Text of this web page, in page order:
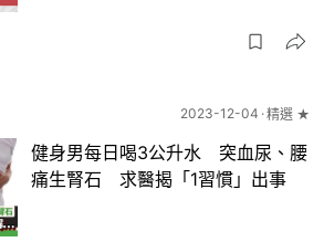
2023-12-04 精選 ★
健身男每日喝3公升水 突血尿、腰
痛生腎石 求醫揭「1習慣」出事